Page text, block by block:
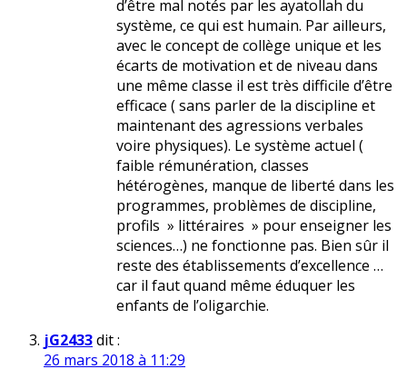
d’être mal notés par les ayatollah du
système, ce qui est humain. Par ailleurs,
avec le concept de collège unique et les
écarts de motivation et de niveau dans
une même classe il est très difficile d’être
efficace ( sans parler de la discipline et
maintenant des agressions verbales
voire physiques). Le système actuel (
faible rémunération, classes
hétérogènes, manque de liberté dans les
programmes, problèmes de discipline,
profils » littéraires » pour enseigner les
sciences…) ne fonctionne pas. Bien sûr il
reste des établissements d’excellence …
car il faut quand même éduquer les
enfants de l’oligarchie.
jG2433dit :
26 mars 2018 à 11:29